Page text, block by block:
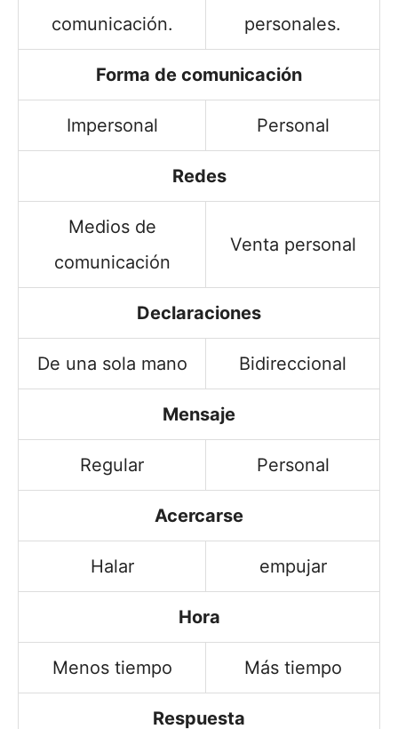
comunicación.
personales.
Forma de comunicación
Impersonal Personal
Redes
Medios de
comunicación
Venta personal
Declaraciones
De una sola mano Bidireccional
Mensaje
Regular Personal
Acercarse
Halar empujar
Hora
Menos tiempo Más tiempo
Respuesta